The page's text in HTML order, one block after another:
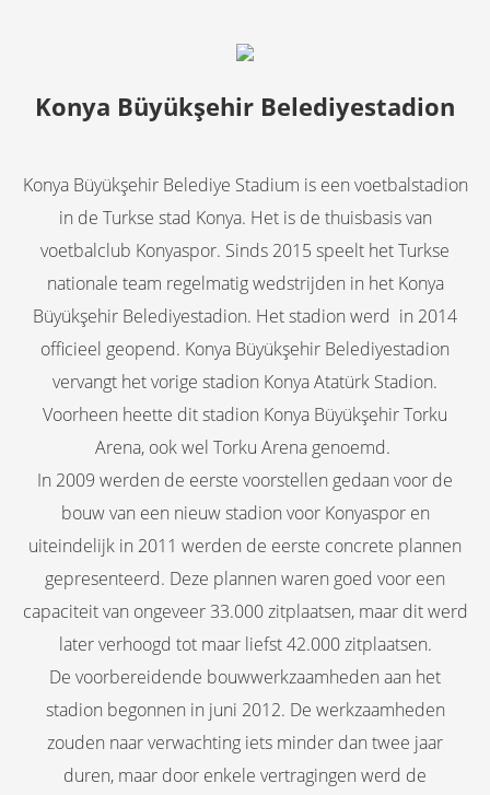
Konya Büyükşehir Belediyestadion
Konya Büyükşehir Belediye Stadium is een voetbalstadion
in de Turkse stad Konya. Het is de thuisbasis van
voetbalclub Konyaspor. Sinds 2015 speelt het Turkse
nationale team regelmatig wedstrijden in het Konya
Büyükşehir Belediyestadion. Het stadion werd in 2014
officieel geopend. Konya Büyükşehir Belediyestadion
vervangt het vorige stadion Konya Atatürk Stadion.
Voorheen heette dit stadion Konya Büyükşehir Torku
Arena, ook wel Torku Arena genoemd.
In 2009 werden de eerste voorstellen gedaan voor de
bouw van een nieuw stadion voor Konyaspor en
uiteindelijk in 2011 werden de eerste concrete plannen
gepresenteerd. Deze plannen waren goed voor een
capaciteit van ongeveer 33.000 zitplaatsen, maar dit werd
later verhoogd tot maar liefst 42.000 zitplaatsen.
De voorbereidende bouwwerkzaamheden aan het
stadion begonnen in juni 2012. De werkzaamheden
zouden naar verwachting iets minder dan twee jaar
duren, maar door enkele vertragingen werd de